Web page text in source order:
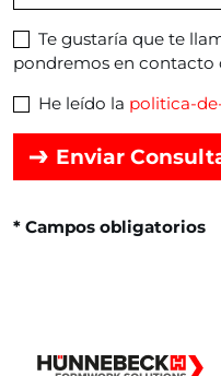
Te gustaría que te
pondremos en contacto
He leído la politica-
Enviar
* Campos obligatorios